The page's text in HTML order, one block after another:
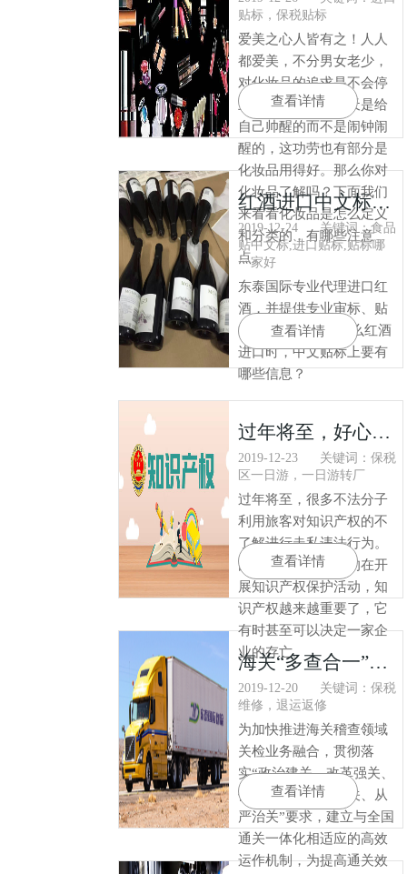
贴标，保税贴标
爱美之心人皆有之！人人
都爱美，不分男女老少，
对化妆品的追求是不会停
止的。有些人说每天是给
自己帅醒的而不是闹钟闹
醒的，这功劳也有部分是
化妆品用得好。那么你对
化妆品了解吗？下面我们
来看看化妆品是怎么定义
和分类的，有哪些注意
点。
查看详情
红酒进口中文标签需注意什么？
2019-12-24
关键词：食品
贴中文标,进口贴标,贴标哪
一家好
东泰国际专业代理进口红
酒​，并提供专业审标、贴
中文标签业务。 那么红酒
进口时，中文贴标上要有
哪些信息？
查看详情
过年将至，好心帮人托带商标标识进出境可能属犯罪
2019-12-23
关键词：保税
区一日游，一日游转厂
过年将至，很多不法分子
利用旅客对知识产权的不
了解进行走私违法行为。
国家这几年也不断的在开
展知识产权保护活动，知
识产权越来越重要了，它
有时甚至可以决定一家企
业的存亡。
查看详情
海关“多查合一”知多少
2019-12-20
关键词：保税
维修，退运返修
为加快推进海关稽查领域
关检业务融合，贯彻落
实“政治建关、改革强关、
依法把关、科技兴关、从
严治关”要求，建立与全国
通关一体化相适应的高效
运作机制，为提高通关效
查看详情